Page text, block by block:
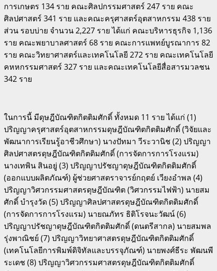
การเกษตร 134 ราย คณะศิลปกรรมศาสตร์ 247 ราย คณะ
ศิลปศาสตร์ 341 ราย และคณะครุศาสตร์อุตสาหกรรม 438 ราย
ส่วน รอบบ่าย จำนวน 2,227 ราย ได้แก่ คณะบริหารธุรกิจ 1,136
ราย คณะพยาบาลศาสตร์ 68 ราย คณะการแพทย์บูรณาการ 82
ราย คณะวิทยาศาสตร์และเทคโนโลยี 272 ราย คณะเทคโนโลยี
คหหกรรมศาสตร์ 327 ราย และคณะเทคโนโลยีสื่อสารมวลชน
342 ราย
ในการนี้ มีดุษฎีบัณฑิตกิตติมศักดิ์ ทั้งหมด 11 ราย ได้แก่ (1)
ปริญญาครุศาสตร์อุตสาหกรรมดุษฎีบัณฑิตกิตติมศักดิ์ (วิจัยและ
พัฒนาการเรียนรู้อาชีวศึกษา) นางปัทมา วีระวานิช (2) ปริญญา
ศิลปศาสตรดุษฎีบัณฑิตกิตติมศักดิ์ (การจัดการการโรงแรม)
นางเทพิน สินอยู่ (3) ปริญญาปรัชญาดุษฎีบัณฑิตกิตติมศักดิ์
(ออกแบบผลิตภัณฑ์) ผู้ช่วยศาสตราจารย์กฤตย์ เวียงอำพล (4)
ปริญญาวิศวกรรมศาสตรดุษฎีบัณฑิต (วิศวกรรมไฟฟ้า) นายสม
ศักดิ์ บำรุงวัด (5) ปริญญาศิลปศาสตรดุษฎีบัณฑิตกิตติมศักดิ์
(การจัดการการโรงแรม) นายณภัทร ธิติโรจนะวัฒน์ (6)
ปริญญาปรัชญาดุษฎีบัณฑิตกิตติมศักดิ์ (ดนตรีสากล) นายสมพล
รุ่งพาณิชย์ (7) ปริญญาวิทยาศาสตรดุษฎีบัณฑิตกิตติมศักดิ์
(เทคโนโลยีการพิมพ์ดิจิทัลและบรรจุภัณฑ์) นายพงศ์ธีระ พัฒนพี
ระเดช (8) ปริญญาวิศวกรรมศาสตรดุษฎีบัณฑิตกิตติมศักดิ์